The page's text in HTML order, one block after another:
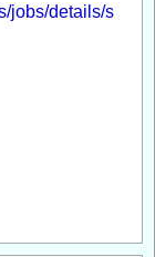
jobs/details/s